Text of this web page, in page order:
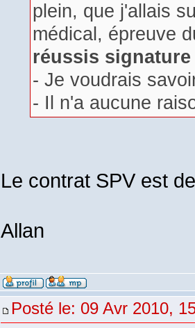
plein, que j'allais
médical, épreuve
réussis
- Je voudrais
- Il n'a aucune
Le contrat SPV est
Allan
Posté le: 09 Avr 2010,